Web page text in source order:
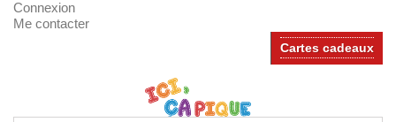
Connexion
Me contacter
Cartes cadeaux